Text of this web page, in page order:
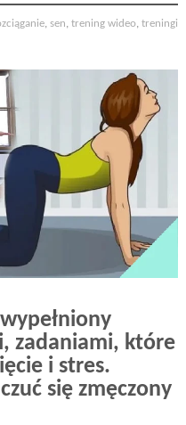
, sen, trening wideo, treningi
zadaniami, które
i stres.
się zmęczony